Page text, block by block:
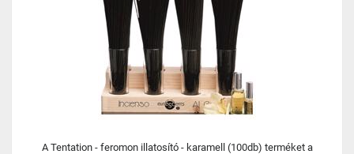
A Tentation - feromon illatosító - karamell (100db) terméket a